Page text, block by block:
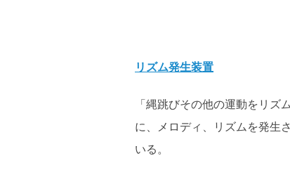
リズム発生装置
「縄跳びその他の運動をリ
に、メロディ、リズムを発生
いる。